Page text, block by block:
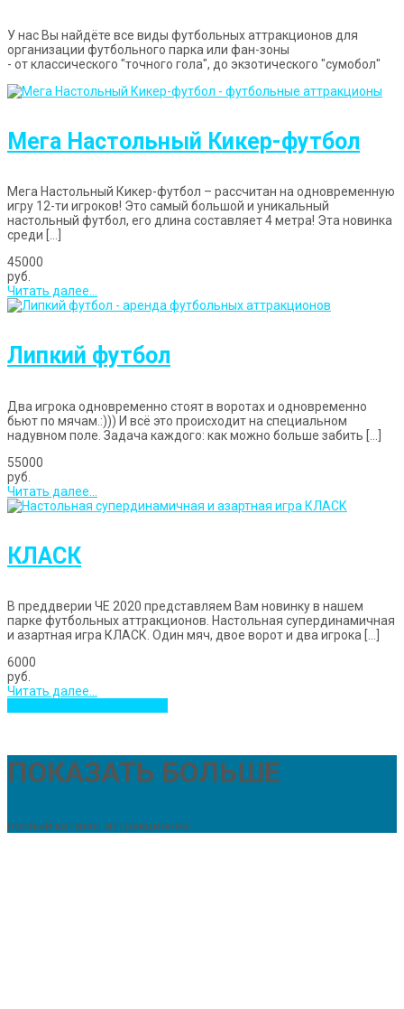
У нас Вы найдёте все виды футбольных аттракционов для
организации футбольного парка или фан-зоны
- от классического "точного гола", до экзотического "сумобол"
Мега Настольный Кикер-футбол
Мега Настольный Кикер-футбол – рассчитан на одновременную
игру 12-ти игроков! Это самый большой и уникальный
настольный футбол, его длина составляет 4 метра! Эта новинка
среди […]
45000
руб.
Читать далее...
Липкий футбол
Два игрока одновременно стоят в воротах и одновременно
бьют по мячам.:))) И всё это происходит на специальном
надувном поле. Задача каждого: как можно больше забить […]
55000
руб.
Читать далее...
КЛАСК
В преддверии ЧЕ 2020 представляем Вам новинку в нашем
парке футбольных аттракционов. Настольная супердинамичная
и азартная игра КЛАСК. Один мяч, двое ворот и два игрока […]
6000
руб.
Читать далее...
ПОКАЗАТЬ БОЛЬШЕ
полный каталог аттракционов